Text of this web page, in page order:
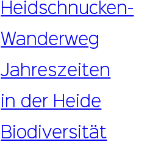
Heidschnucken-
Wanderweg
Jahreszeiten
in der Heide
Biodiversität